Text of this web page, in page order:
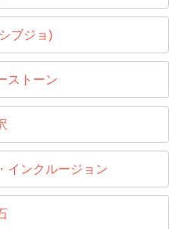
ブジョ)
ストーン
インクルージョン